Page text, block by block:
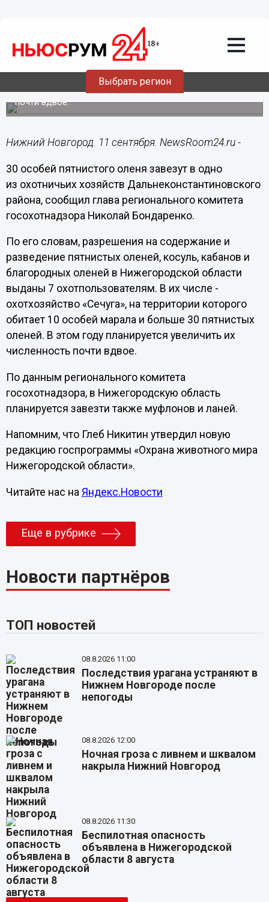
Выбрать регион
11.09.201813:39
30 особей пятнистого оленя завезут в
Дальнеконстантиновский район
В регионе численность пятнистых оленей увеличится
почти вдвое.
Нижний Новгород. 11 сентября. NewsRoom24.ru -
30 особей пятнистого оленя завезут в одно
из охотничьих хозяйств Дальнеконстантиновского
района, сообщил глава регионального комитета
госохотнадзора Николай Бондаренко.
По его словам, разрешения на содержание и
разведение пятнистых оленей, косуль, кабанов и
благородных оленей в Нижегородской области
выданы 7 охотпользователям. В их числе -
охотхозяйство «Сечуга», на территории которого
обитает 10 особей марала и больше 30 пятнистых
оленей. В этом году планируется увеличить их
численность почти вдвое.
По данным регионального комитета
госохотнадзора, в Нижегородскую область
планируется завезти также муфлонов и ланей.
Напомним, что Глеб Никитин утвердил новую
редакцию госпрограммы «Охрана животного мира
Нижегородской области».
Читайте нас на Яндекс.Новости
Еще в рубрике
Новости партнёров
ТОП новостей
08.8.2026 11:00
Последствия урагана устраняют в
Нижнем Новгороде после
непогоды
08.8.2026 12:00
Ночная гроза с ливнем и шквалом
накрыла Нижний Новгород
08.8.2026 11:30
Беспилотная опасность
объявлена в Нижегородской
области 8 августа